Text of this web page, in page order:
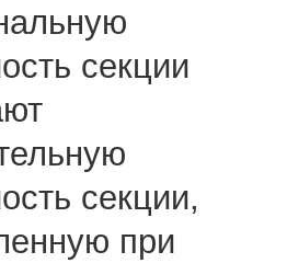
секции
секции,
при